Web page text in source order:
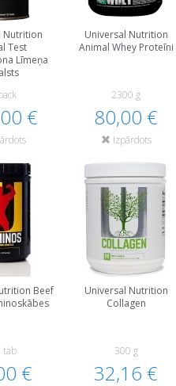
Nutrition
Test
Līmeņa
€
Universal Nutrition
Animal Whey Proteīni
2300 g
80,00 €
Izpārdots
Beef
tab
€
Universal Nutrition
Collagen
300 g
32,16 €